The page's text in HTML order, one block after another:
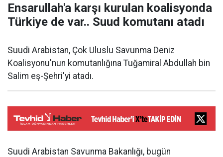
Ensarullah'a karşı kurulan koalisyonda
Türkiye de var.. Suud komutanı atadı
Suudi Arabistan, Çok Uluslu Savunma Deniz
Koalisyonu'nun komutanlığına Tuğamiral Abdullah bin
Salim eş-Şehri'yi atadı.
Suudi Arabistan Savunma Bakanlığı, bugün